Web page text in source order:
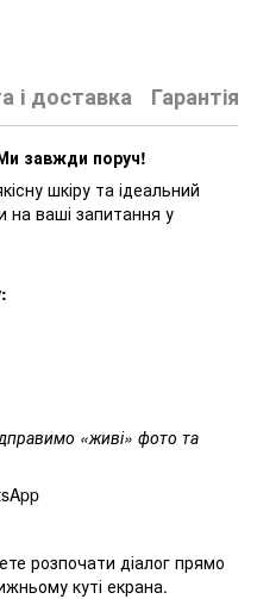
і доставка Гарантія
завжди поруч!
шкіру та ідеальний
на ваші запитання у
«живі» фото та
розпочати діалог прямо
куті екрана.